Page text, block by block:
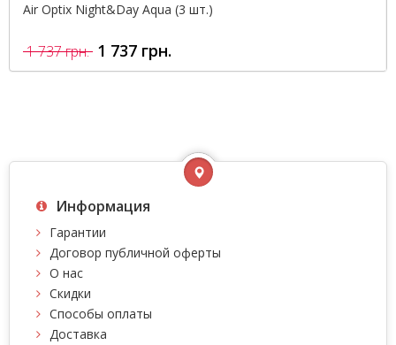
Air Optix Night&Day Aqua (3 шт.)
1 737 грн. 1 737 грн.
Информация
Гарантии
Договор публичной оферты
О нас
Скидки
Способы оплаты
Доставка